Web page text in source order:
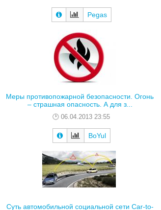
Pegas
Меры противопожарной безопасности. Огонь
– страшная опасность. А для з...
06.04.2013 23:55
BoYul
Суть автомобильной социальной сети Car-to-